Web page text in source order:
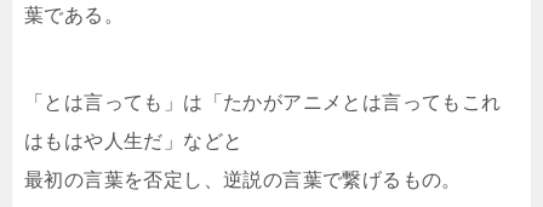
葉である。
「とは言っても」は「たかがアニメとは言ってもこれ
はもはや人生だ」などと
最初の言葉を否定し、逆説の言葉で繋げるもの。